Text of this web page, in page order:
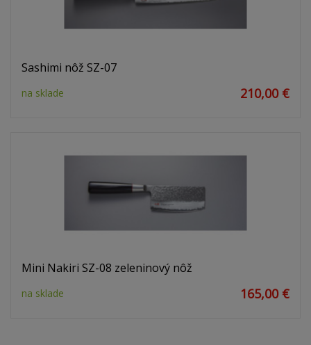
Sashimi nôž SZ-07
na sklade 210,00 €
Mini Nakiri SZ-08 zeleninový nôž
na sklade 165,00 €